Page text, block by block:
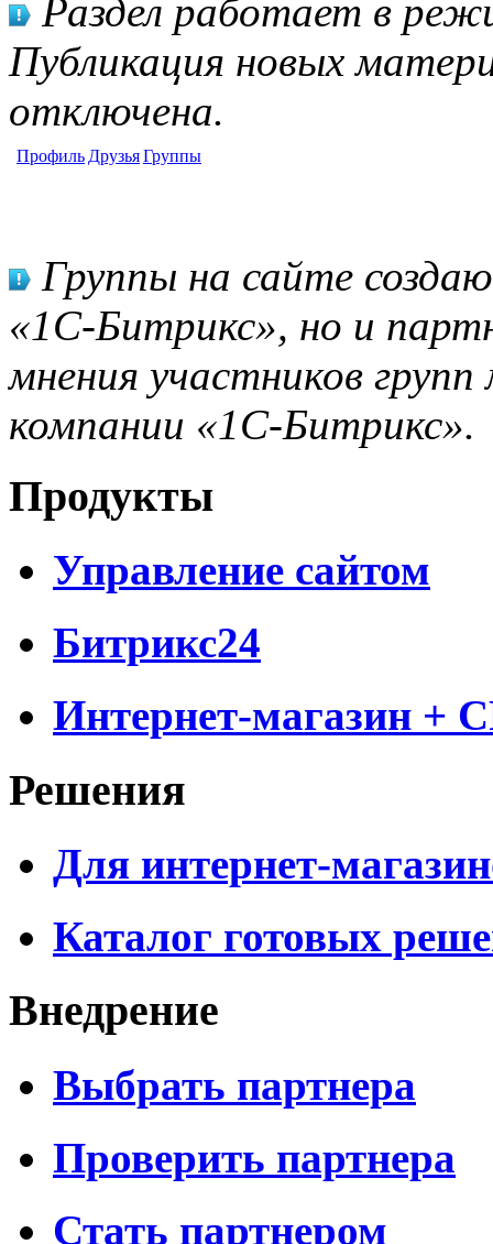
Раздел работает в
Публикация новых
отключена.
Профиль ДрузьяГруппы
Группы на сайте
«1С-Битрикс», но и
мнения участников
компании «1С-Битрикс».
Продукты
Управление сайтом
Битрикс24
Интернет-магазин +
Решения
Для интернет-
Каталог готовых
Внедрение
Выбрать партнера
Проверить партнера
Стать партнером